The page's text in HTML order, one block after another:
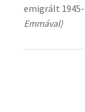
emigrált
Emmával)